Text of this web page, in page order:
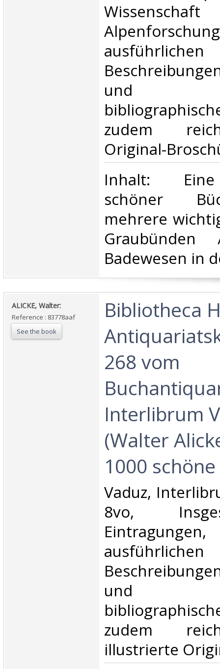
ausführlichen
und
zudem
Original-
‎Inhalt:
schöner
mehrere
Badewesen in
‎ALICKE, Walter:‎
Reference : 83778aaf
See the book
‎Bibliotheca
268 vom
Interlibrum
(Walter
1000
‎Vaduz,
8vo,
ausführlichen
und
zudem
illustrierte